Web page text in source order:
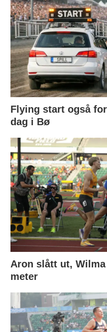
Flying start også
dag i Bø
Aron slått ut,
meter